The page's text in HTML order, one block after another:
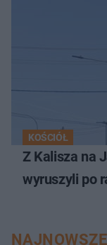
KOŚCIÓŁ
Z Kalisza na
wyruszyli po